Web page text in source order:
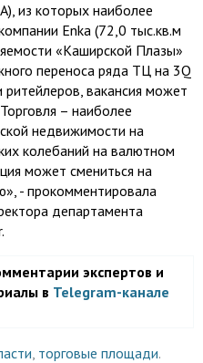
из которых наиболее
Enka (72,0 тыс.кв.м
«Каширской Плазы»
переноса ряда ТЦ на 3Q
ритейлеров, вакансия может
– наиболее
недвижимости на
колебаний на валютном
может смениться на
- прокомментировала
департамента
экспертов и
в Telegram-канале
, торговые площади.